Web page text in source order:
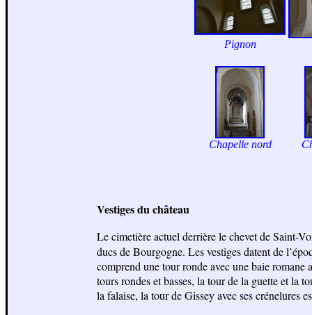
Pignon
Chapelle nord
Vestiges du château
Le cimetière actuel derrière le chevet de Saint-
ducs de Bourgogne. Les vestiges datent de
comprend une tour ronde avec une baie
tours rondes et basses, la tour de la guette et la
la falaise, la tour de Gissey avec ses crénelures